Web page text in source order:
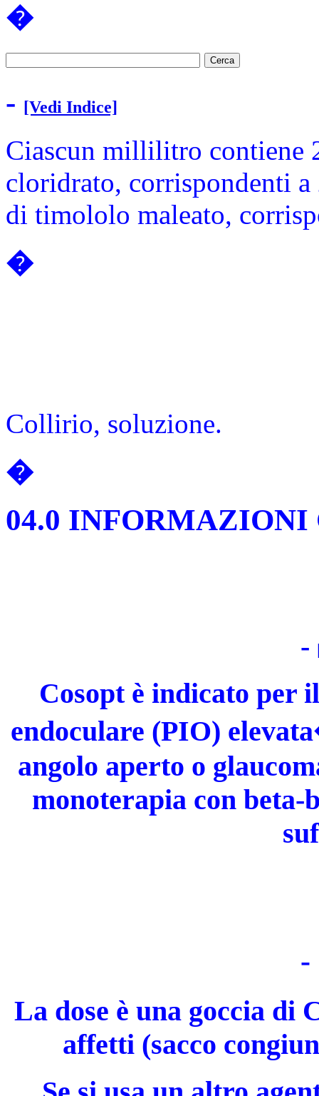
�
- [Vedi Indice]
Ciascun millilitro contiene
cloridrato, corrispondenti
di timololo maleato,
�
Collirio, soluzione.
�
04.0
-
Cosopt è indicato per
endoculare (PIO)
angolo aperto o
monoterapia con beta-
-
La dose è una goccia di
affetti (sacco